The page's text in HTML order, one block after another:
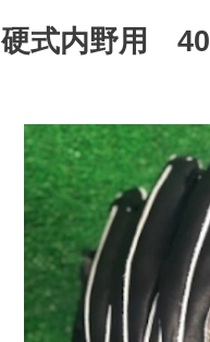
硬式内野用